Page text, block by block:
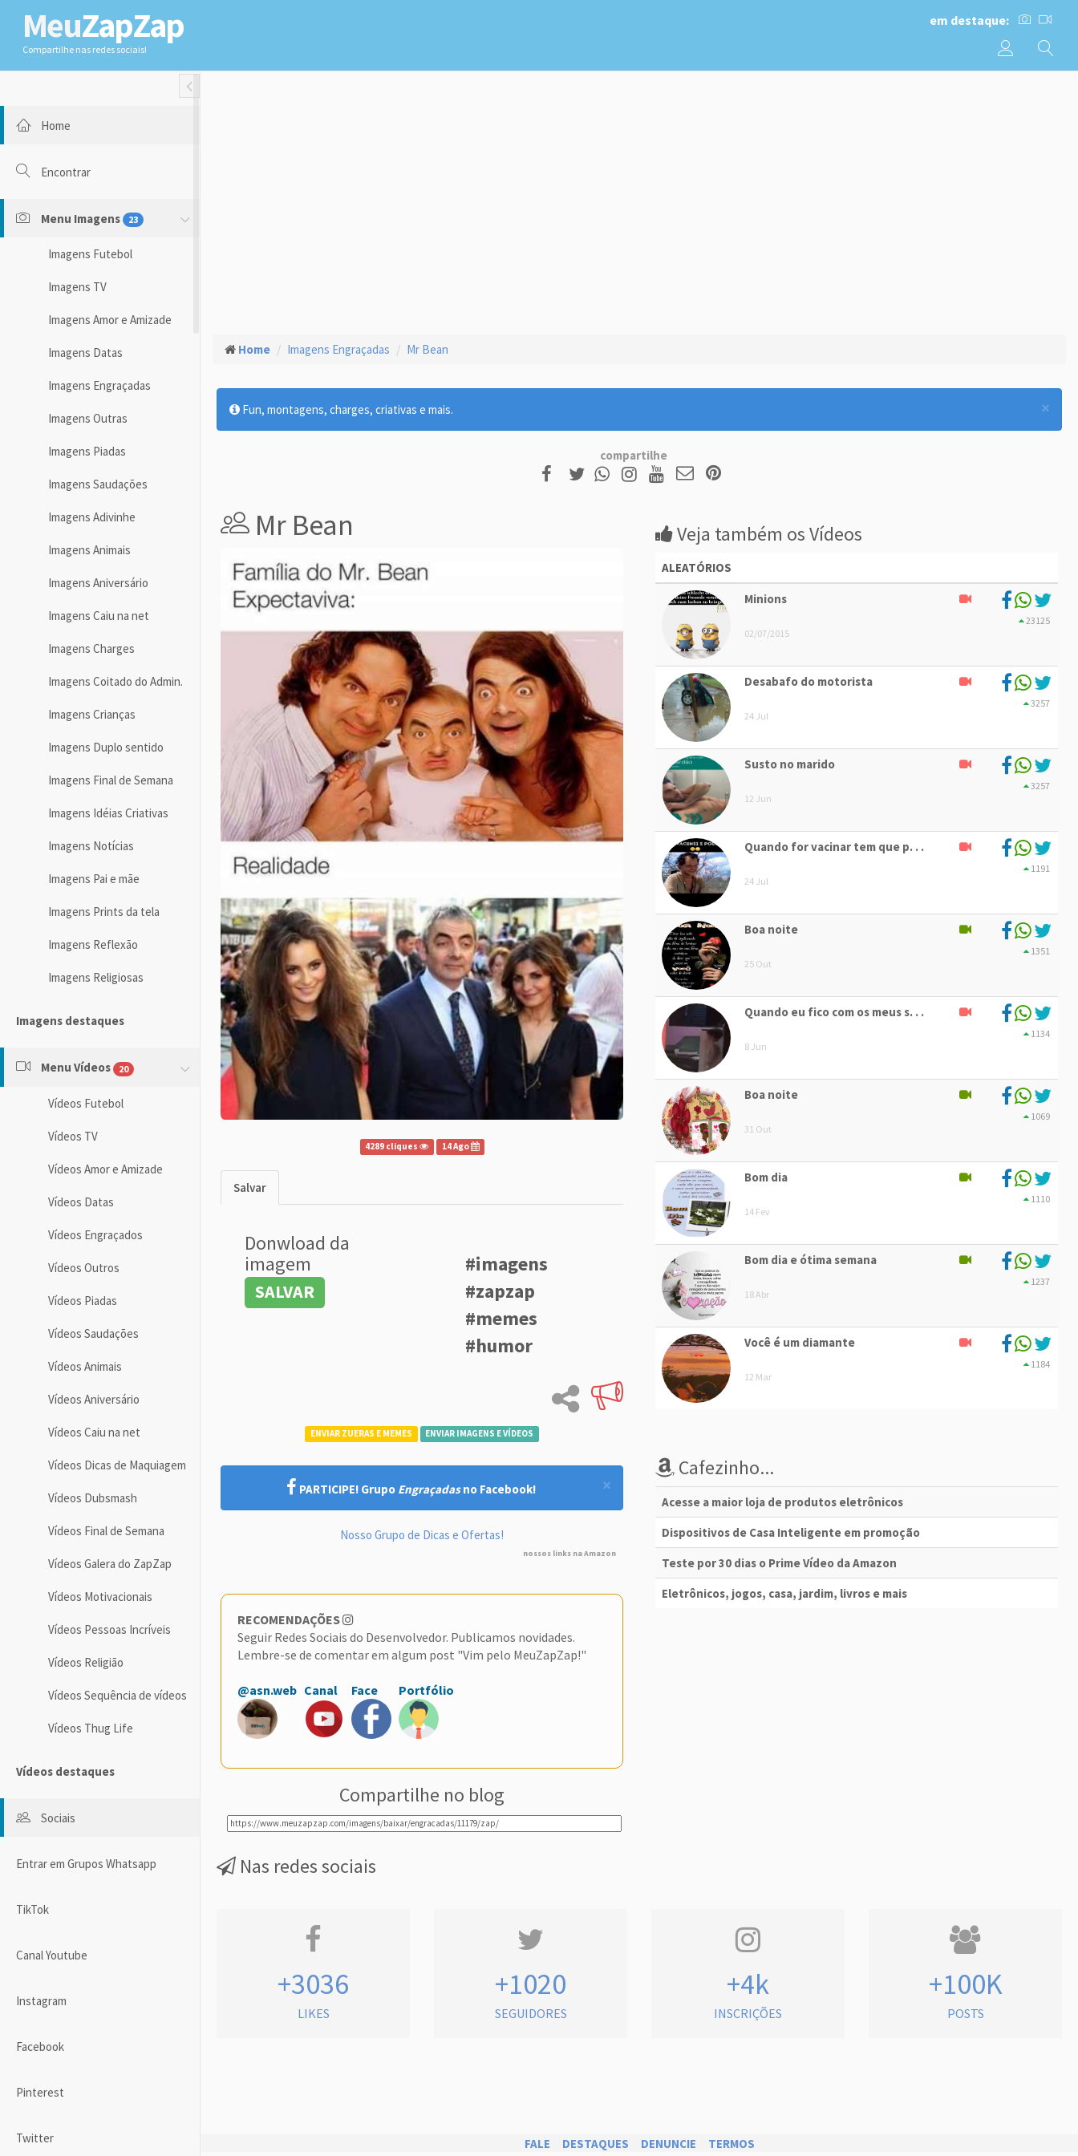
MeuZapZap
Compartilhe nas redes sociais!
em destaque:
Toggle Fullwidth
Home
Encontrar
Menu Imagens 23
Imagens Futebol
Imagens TV
Imagens Amor e Amizade
Imagens Datas
Imagens Engraçadas
Imagens Outras
Imagens Piadas
Imagens Saudações
Imagens Adivinhe
Imagens Animais
Imagens Aniversário
Imagens Caiu na net
Imagens Charges
Imagens Coitado do Admin.
Imagens Crianças
Imagens Duplo sentido
Imagens Final de Semana
Imagens Idéias Criativas
Imagens Notícias
Imagens Pai e mãe
Imagens Prints da tela
Imagens Reflexão
Imagens Religiosas
Imagens destaques
Menu Vídeos 20
Vídeos Futebol
Vídeos TV
Vídeos Amor e Amizade
Vídeos Datas
Vídeos Engraçados
Vídeos Outros
Vídeos Piadas
Vídeos Saudações
Vídeos Animais
Vídeos Aniversário
Vídeos Caiu na net
Vídeos Dicas de Maquiagem
Vídeos Dubsmash
Vídeos Final de Semana
Vídeos Galera do ZapZap
Vídeos Motivacionais
Vídeos Pessoas Incríveis
Vídeos Religião
Vídeos Sequência de vídeos
Vídeos Thug Life
Vídeos destaques
Sociais
Entrar em Grupos Whatsapp
TikTok
Canal Youtube
Instagram
Facebook
Pinterest
Twitter
Home Imagens Engraçadas Mr Bean
×
Fun, montagens, charges, criativas e mais.
compartilhe
Mr Bean
4289 cliques 14 Ago
Salvar
Donwload da
imagem
SALVAR
#imagens
#zapzap
#memes
#humor
ENVIAR ZUERAS E MEMES ENVIAR IMAGENS E VÍDEOS
×
PARTICIPE! Grupo Engraçadasno Facebook!
Nosso Grupo de Dicas e Ofertas!
nossos links na Amazon
RECOMENDAÇÕES
Seguir Redes Sociais do Desenvolvedor. Publicamos novidades.
Lembre-se de comentar em algum post "Vim pelo MeuZapZap!"
@asn.web Canal Face Portfólio
Compartilhe no blog
Veja também os Vídeos
ALEATÓRIOS
Minions
02/07/2015
23125
Desabafo do motorista
24 Jul
3257
Susto no marido
12 Jun
3257
Quando for vacinar tem que p. . .
24 Jul
1191
Boa noite
25 Out
1351
Quando eu fico com os meus s. . .
8 Jun
1134
Boa noite
31 Out
1069
Bom dia
14 Fev
1110
Bom dia e ótima semana
18 Abr
1237
Você é um diamante
12 Mar
1184
Cafezinho...
Acesse a maior loja de produtos eletrônicos
Dispositivos de Casa Inteligente em promoção
Teste por 30 dias o Prime Vídeo da Amazon
Eletrônicos, jogos, casa, jardim, livros e mais
Nas redes sociais
+3036
LIKES
+1020
SEGUIDORES
+4k
INSCRIÇÕES
+100K
POSTS
FALE DESTAQUES DENUNCIE TERMOS